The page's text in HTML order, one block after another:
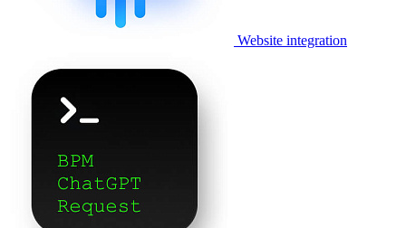
Website integration